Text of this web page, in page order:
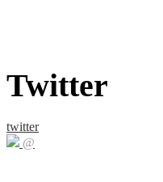
Twitter
twitter
@